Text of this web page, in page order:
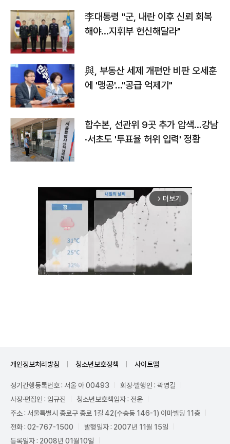
李대통령 "군, 내란 이후 신뢰 회복
해야…지휘부 헌신해달라"
與, 부동산 세제 개편안 비판 오세훈
에 '맹공'…"공급 억제기"
합수본, 선관위 9곳 추가 압색…강남
·서초도 '투표율 허위 입력' 정황
arrow_forward_ios 더보기
개인정보처리방침 청소년보호정책 사이트맵
정기간행등록번호 : 서울 아 00493
회장·발행인 : 곽영길
사장·편집인 : 임규진
청소년보호책임자 : 전운
주소 : 서울특별시 종로구 종로 1길 42(수송동 146-1) 이마빌딩 11층
전화 : 02-767-1500
발행일자 : 2007년 11월 15일
등록일자 : 2008년 01월10일